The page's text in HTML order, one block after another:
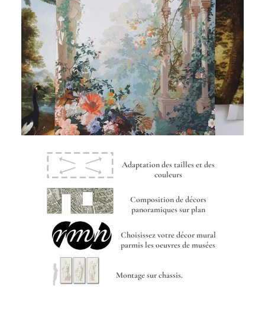
Adaptation des tailles et des
couleurs
Composition de décors
panoramiques sur plan
Choisissez votre décor mural
parmis les oeuvres de musées
Montage sur chassis.